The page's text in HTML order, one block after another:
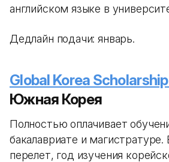
английском языке в
Дедлайн подачи: январь.
Global Korea
Южная Корея
Полностью оплачивает
бакалавриате и магистратуре.
перелет, год изучения